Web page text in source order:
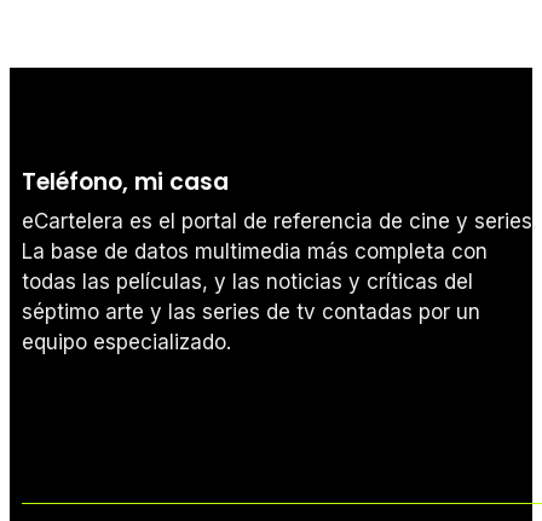
Teléfono, mi casa
eCartelera es el portal de referencia de cine y series.
La base de datos multimedia más completa con
todas las películas, y las noticias y críticas del
séptimo arte y las series de tv contadas por un
equipo especializado.